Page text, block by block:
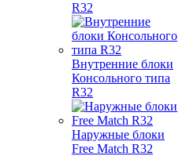
R32
Внутренние блоки
Консольного типа
R32
Наружные блоки
Free Match R32